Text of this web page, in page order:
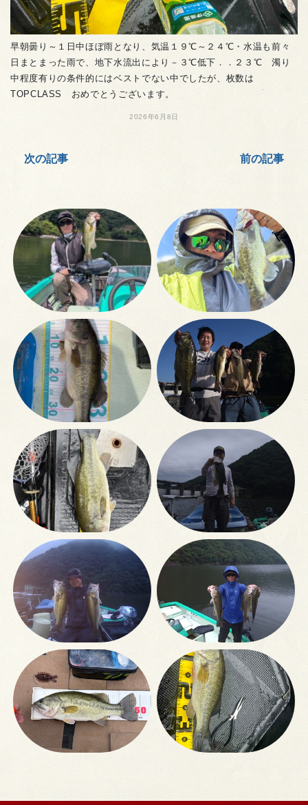
早朝曇り～１日中ほぼ雨となり、気温１９℃～２４℃・水温も前々
日まとまった雨で、地下水流出により－３℃低下．．２３℃ 濁り
中程度有りの条件的にはベストでない中でしたが、枚数は
TOPCLASS おめでとうございます。
2026年6月8日
次の記事 前の記事